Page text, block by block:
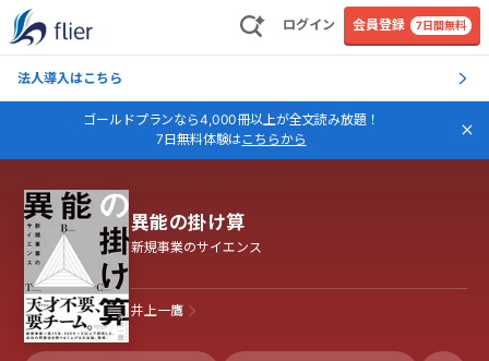
ログイン 会員登録 7日間無料
法人導入はこちら
ゴールドプランなら4,000冊以上が全文読み放題！
7日無料体験はこちらから
異能の掛け算
新規事業のサイエンス
井上一鷹